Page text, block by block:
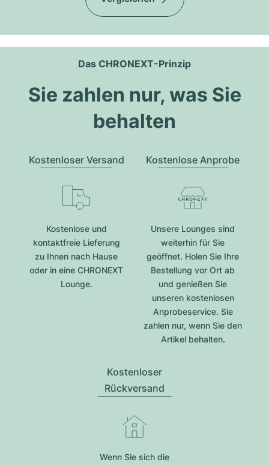
Das CHRONEXT-Prinzip
Sie zahlen nur, was Sie
behalten
Kostenloser Versand
Kostenlose und
kontaktfreie Lieferung
zu Ihnen nach Hause
oder in eine CHRONEXT
Lounge.
Kostenlose Anprobe
Unsere Lounges sind
weiterhin für Sie
geöffnet. Holen Sie Ihre
Bestellung vor Ort ab
und genießen Sie
unseren kostenlosen
Anprobeservice. Sie
zahlen nur, wenn Sie den
Artikel behalten.
Kostenloser
Rückversand
Wenn Sie sich die